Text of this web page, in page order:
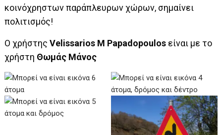
κοινόχρηστων παράπλευρων χώρων, σημαίνει
πολιτισμός!
Ο χρήστηςVelissarios M Papadopoulos είναι με το
χρήστη Θωμάς Μάνος